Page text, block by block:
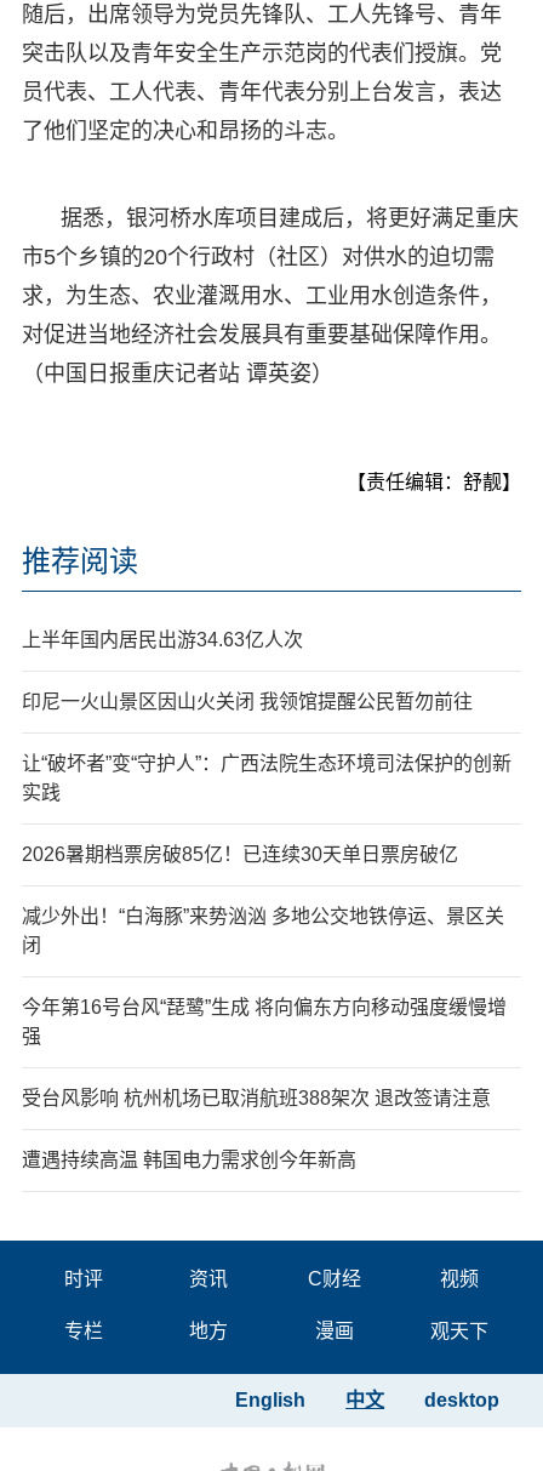
随后，出席领导为党员先锋队、工人先锋号、青年
突击队以及青年安全生产示范岗的代表们授旗。党
员代表、工人代表、青年代表分别上台发言，表达
了他们坚定的决心和昂扬的斗志。
据悉，银河桥水库项目建成后，将更好满足重庆
市5个乡镇的20个行政村（社区）对供水的迫切需
求，为生态、农业灌溉用水、工业用水创造条件，
对促进当地经济社会发展具有重要基础保障作用。
（中国日报重庆记者站 谭英姿）
【责任编辑：舒靓】
推荐阅读
上半年国内居民出游34.63亿人次
印尼一火山景区因山火关闭 我领馆提醒公民暂勿前往
让“破坏者”变“守护人”：广西法院生态环境司法保护的创新
实践
2026暑期档票房破85亿！已连续30天单日票房破亿
减少外出！“白海豚”来势汹汹 多地公交地铁停运、景区关
闭
今年第16号台风“琵鹭”生成 将向偏东方向移动强度缓慢增
强
受台风影响 杭州机场已取消航班388架次 退改签请注意
遭遇持续高温 韩国电力需求创今年新高
时评 资讯 C财经 视频
专栏 地方 漫画 观天下
desktop
中文
English